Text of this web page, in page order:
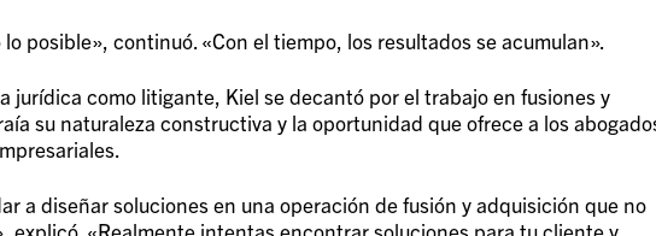
posible», continuó. «Con el tiempo, los resultados se acumulan».
jurídica como litigante, Kiel se decantó por el trabajo en fusiones y
su naturaleza constructiva y la oportunidad que ofrece a los
a diseñar soluciones en una operación de fusión y adquisición que no